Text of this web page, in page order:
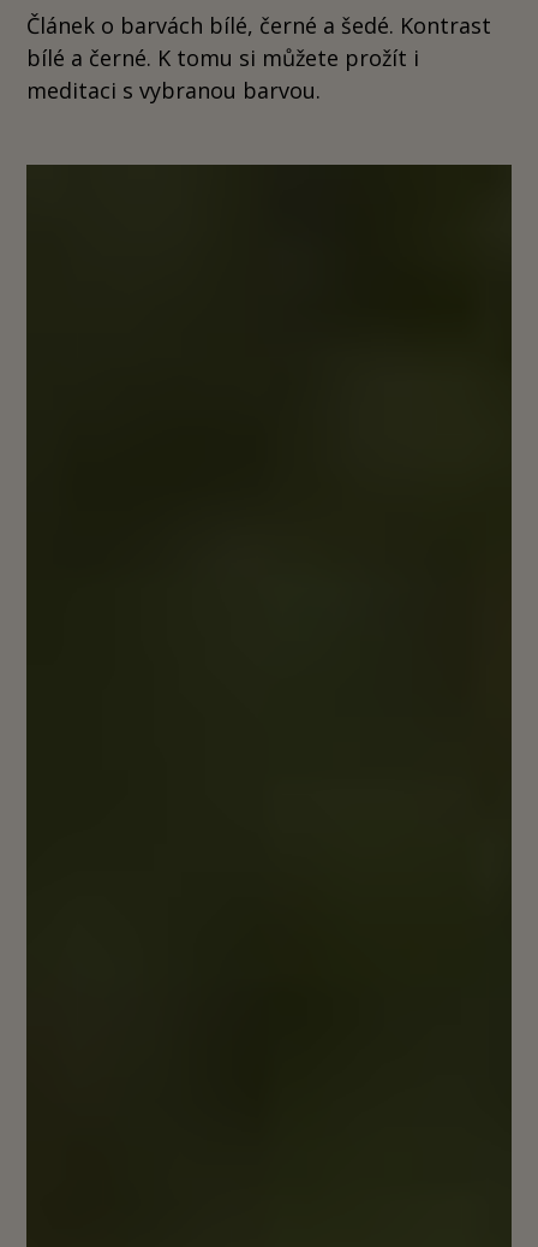
Článek o barvách bílé, černé a šedé. Kontrast
bílé a černé. K tomu si můžete prožít i
meditaci s vybranou barvou.